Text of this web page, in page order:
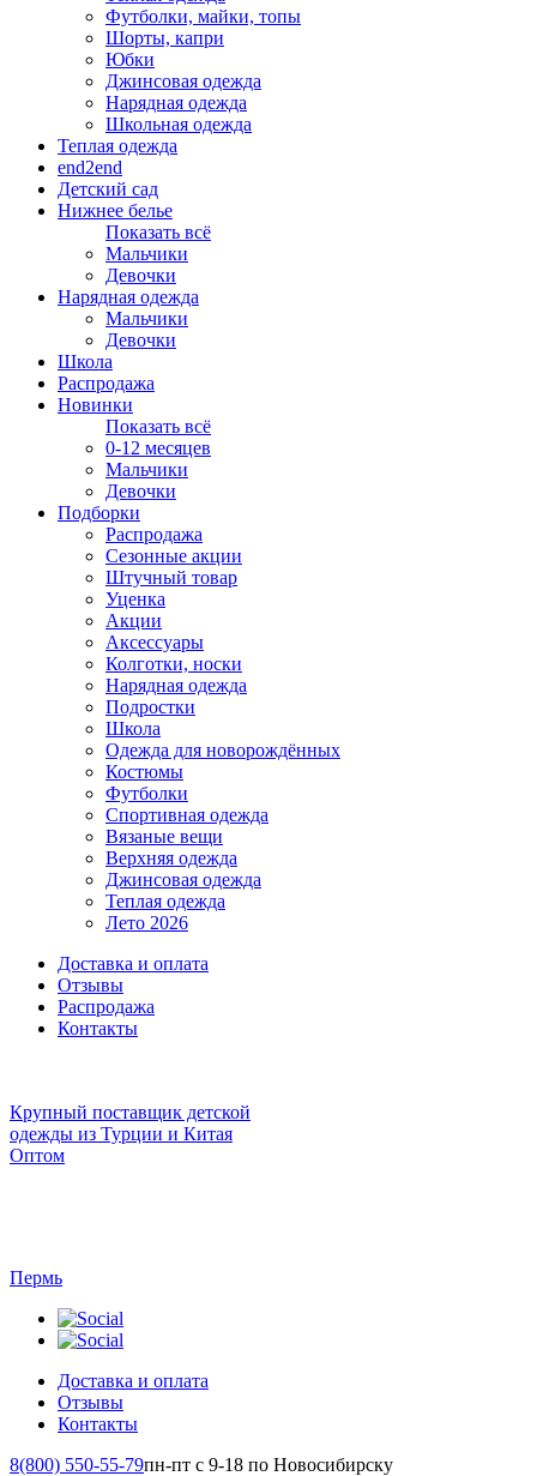
Футболки, майки, топы
Шорты, капри
Юбки
Джинсовая одежда
Нарядная одежда
Школьная одежда
Теплая одежда
end2end
Детский сад
Нижнее белье
Показать всё
Мальчики
Девочки
Нарядная одежда
Мальчики
Девочки
Школа
Распродажа
Новинки
Показать всё
0-12 месяцев
Мальчики
Девочки
Подборки
Распродажа
Сезонные акции
Штучный товар
Уценка
Акции
Аксессуары
Колготки, носки
Нарядная одежда
Подростки
Школа
Одежда для новорождённых
Костюмы
Футболки
Спортивная одежда
Вязаные вещи
Верхняя одежда
Джинсовая одежда
Теплая одежда
Лето 2026
Доставка и оплата
Отзывы
Распродажа
Контакты
Крупный поставщик детской
одежды из Турции и Китая
Оптом
Пермь
Доставка и оплата
Отзывы
Контакты
8(800) 550-55-79пн-пт с 9-18 по Новосибирску